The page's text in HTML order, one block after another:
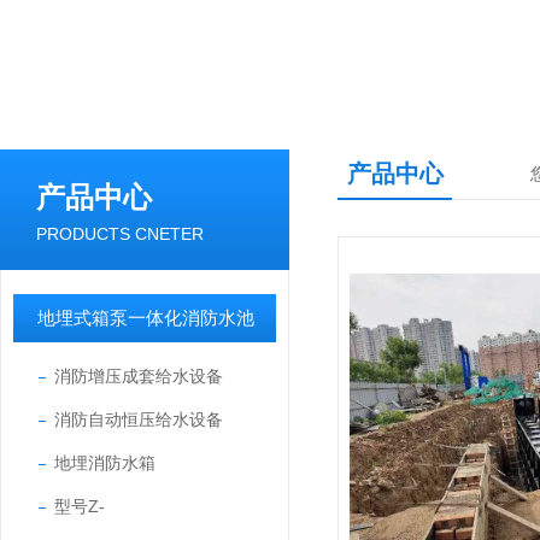
产品中心
PRODUCTS CNETER
地埋式箱泵一体化消防水池
消防增压成套给水设备
消防自动恒压给水设备
地埋消防水箱
型号Z-
产品中心